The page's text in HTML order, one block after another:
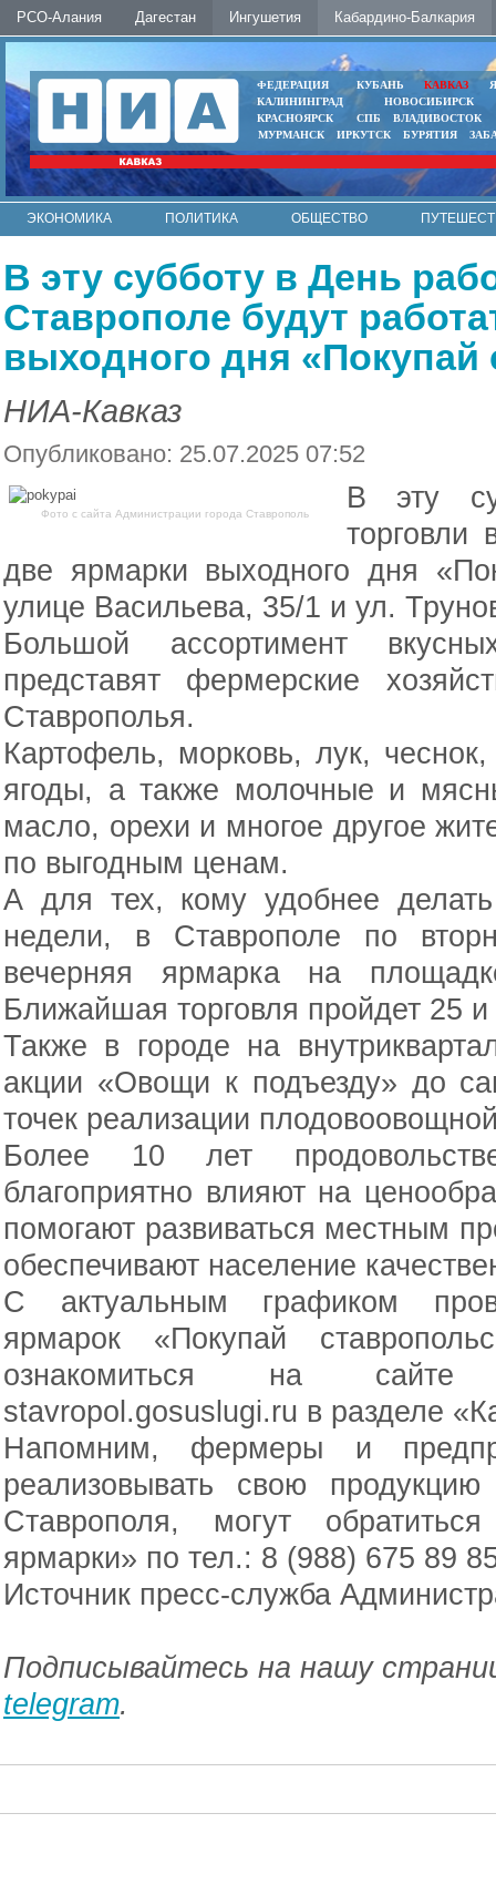
РСО-Алания Дагестан Ингушетия Кабардино-Балкария
ФЕДЕРАЦИЯ КУБАНЬ КАВКАЗ
КАЛИНИНГРАД
НОВОСИБИРСК
КРАСНОЯРСК
СПБ
ВЛАДИВОСТОК
МУРМАНСК
ИРКУТСК БУРЯТИЯ
ЭКОНОМИКА ПОЛИТИКА ОБЩЕСТВО
В эту субботу в День
Ставрополе будут
выходного дня «Покупай
НИА-Кавказ
Опубликовано: 25.07.2025 07:52
Фото с сайта Администрации города Ставрополь
В эту
торговли
две ярмарки выходного дня
улице Васильева, 35/1 и ул.
Большой ассортимент
представят фермерские
Ставрополья.
Картофель, морковь, лук,
ягоды, а также молочные и
масло, орехи и многое другое
по выгодным ценам.
А для тех, кому удобнее
недели, в Ставрополе по
вечерняя ярмарка на
Ближайшая торговля пройдет 25
Также в городе на
акции «Овощи к подъезду» до
точек реализации
Более 10 лет
благоприятно влияют на
помогают развиваться местным
обеспечивают население
С актуальным графиком
ярмарок «Покупай
ознакомиться на сайте
stavropol.gosuslugi.ru в разделе
Напомним, фермеры и
реализовывать свою
Ставрополя, могут
ярмарки» по тел.: 8 (988) 675 89
Источник пресс-служба
Подписывайтесь на нашу
telegram.